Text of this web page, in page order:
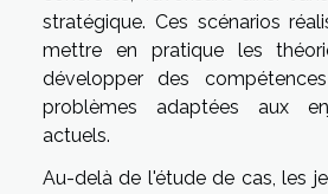
stratégique. Ces scénarios
mettre en pratique les
développer des
problèmes adaptées aux
actuels.
Au-delà de l'étude de cas, les